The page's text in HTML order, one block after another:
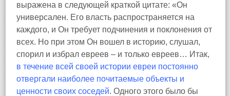
выражена в следующей краткой цитате: «Он
универсален. Его власть распространяется на
каждого, и Он требует подчинения и поклонения от
всех. Но при этом Он вошел в историю, слушал,
спорил и избрал евреев – и только евреев… Итак,
в течение всей своей истории евреи постоянно
отвергали наиболее почитаемые объекты и
ценности своих соседей. Одного этого было бы